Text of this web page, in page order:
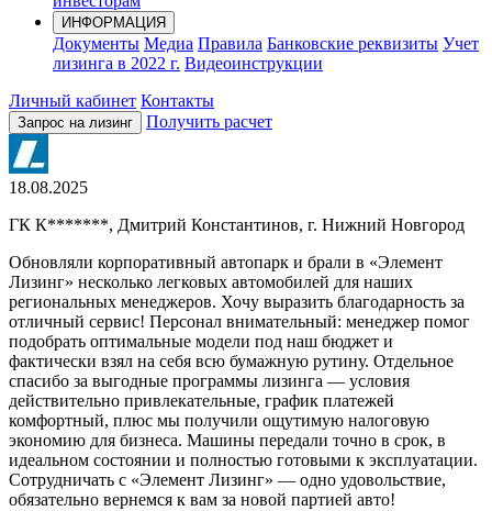
ИНФОРМАЦИЯ
Документы Медиа Правила Банковские реквизиты Учет
лизинга в 2022 г. Видеоинструкции
Личный кабинет Контакты
Запрос на лизинг Получить расчет
18.08.2025
ГК К*******, Дмитрий Константинов, г. Нижний Новгород
Обновляли корпоративный автопарк и брали в «Элемент
Лизинг» несколько легковых автомобилей для наших
региональных менеджеров. Хочу выразить благодарность за
отличный сервис! Персонал внимательный: менеджер помог
подобрать оптимальные модели под наш бюджет и
фактически взял на себя всю бумажную рутину. Отдельное
спасибо за выгодные программы лизинга — условия
действительно привлекательные, график платежей
комфортный, плюс мы получили ощутимую налоговую
экономию для бизнеса. Машины передали точно в срок, в
идеальном состоянии и полностью готовыми к эксплуатации.
Сотрудничать с «Элемент Лизинг» — одно удовольствие,
обязательно вернемся к вам за новой партией авто!